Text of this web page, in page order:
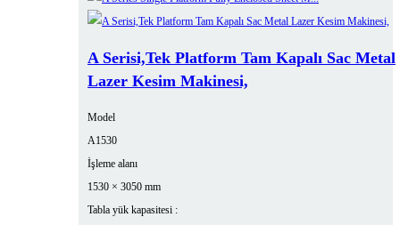
A Serisi,Tek Platform Tam Kapalı Sac Metal
Lazer Kesim Makinesi,
Model
A1530
İşleme alanı
1530 × 3050 mm
Tabla yük kapasitesi :